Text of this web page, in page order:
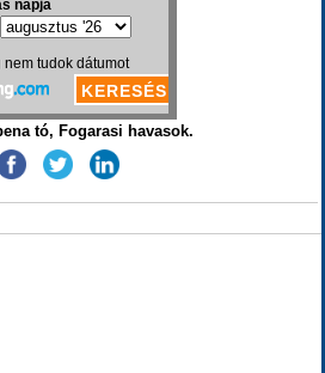
tó, Fogarasi havasok.